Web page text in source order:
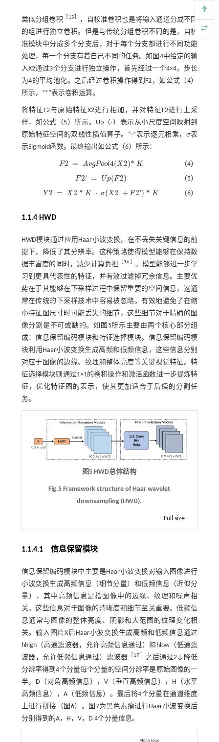
类似分组卷积 ［15］
，自校准卷积也是将输入通道分成不同
的组进行独立卷积。但是与传统分组卷积不同的是，自校
准模块中分成多个分支后，对于每个分支都进行不同功能
处理，每一个分支有着自己不同的任务。如 图4中给定的输
入X2通过3个分支进行独立操作，首先经过一个4×4，步长
为4的平均池化。之后经过卷积操作得到F2，如 公式（4）
所示，“*”表示卷积运算。
将特征F2与原始特征X2进行相加，并对特征F2进行上采
样，如 公式（5） 所示。Up（·）表示从小尺度空间映射到
原始特征空间的双线性插值算子。“⋅·”表示逐元相乘， σ
σ表
示Sigmoid函数。最终输出如 公式（6） 所示：
F2 = AvgPool4( X 2)* K
F2 = Av Pool4(X2)* K （4）
F2' = Up( F2)
F2' = Up F2) （5）
Y2 = X 2 * K ⋅ σ( X2 + F2') * K
Y2 = X2 * K · σ( X2 F 2') * K （6）
1.1.4 HWD
HWD模块通过应用Haar小波变换，在不丢失关键信息的前
提下，降低了其分辨率。这种策略使得模型能够在保持数
据丰富度的同时，减少计算负担
［16］ 。模型能够进一步学
习到更具代表性的特征，并有效过滤掉冗余信息。主要优
势在于其能够在下采样过程中保留重要的空间信息，这通
常在传统的下采样技术中容易被忽略。有效地避免了在缩
小特征图尺寸时可能丢失的细节，这些细节对于精确的图
像分割是不可或缺的。如 图5所示主要由两个核心部分组
成：信息保留编码模块和特征选择模块。信息保留编码模
块利用Haar小波变换生成高频和低频信息，这些信息分别
对应于图像的边缘、纹理和整体亮度等关键视觉特征。特
征选择模块则通过1×1的卷积操作和激活函数进一步提炼特
征，优化特征图的表示，使其更加适合于后续的分割任
务。
图5 HWD总体结构
Fig.5 Framework structure of Haar wavelet
downsampling (HWD).
Full size
1.1.4.1 信息保留模块
信息保留编码模块中主要是Haar小波变换对输入图像进行
小波变换生成高频信息（细节分量）和低频信息（近似分
量），其中高频信息是指图像中的边缘、纹理和噪声相
关。这些信息对于图像的清晰度和细节至关重要。低频信
息通常与图像的整体亮度、阴影和大范围的纹理变化相
关。输入图片X后Haar小波变换生成高频和低频信息通过
hhigh（高通滤波器，允许高频信息通过）和hlow（低通滤
波器，允许低频信息通过）滤波器
17
之后通过2↓降低
分辨率得到4个分量每个分量的空间分辨率是原始图像的一
半，D（对角高频信息），V（垂直高频信息），H（水平
高频信息），A（低频信息）。最后将4个分量在通道维度
上进行拼接（ 图6）。 图7为黑色素瘤进行Haar小波变换后
分别得到的A，H，V，D 4个分量信息。